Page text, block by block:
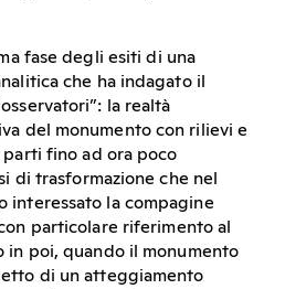
fase degli esiti di una
che ha indagato il
la realtà
del monumento con rilievi e
fino ad ora poco
di trasformazione che nel
interessato la compagine
particolare riferimento al
in poi, quando il monumento
di un atteggiamento